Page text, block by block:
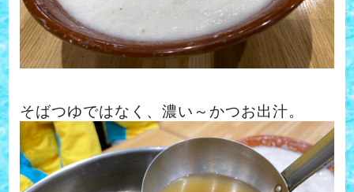
そばつゆではなく、濃い～かつお出汁。